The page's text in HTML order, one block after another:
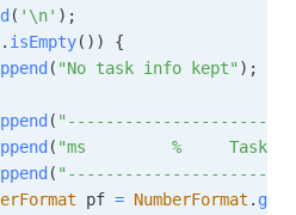
( '\n' ) ;
. isEmpty( ) )
{
( "No task info kept" ) ;
(
( "ms         %     Task
(
pf = NumberFormat .